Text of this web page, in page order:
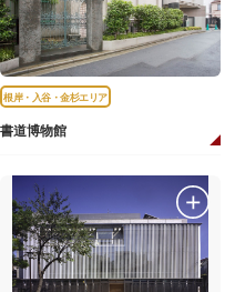
根岸・入谷・金杉エリア
書道博物館